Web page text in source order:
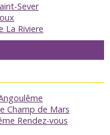
Sever
La Riviere
Champ de Mars
Rendez-vous